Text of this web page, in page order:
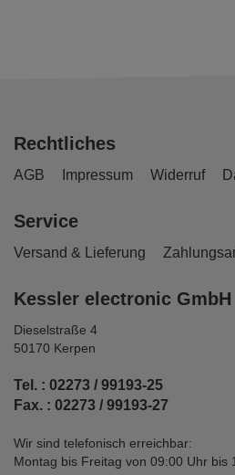
Rechtliches
AGB Impressum Widerruf
Service
Versand & Lieferung
Kessler electronic GmbH
Dieselstraße 4
50170 Kerpen
Tel. : 02273 / 99193-25
Fax. : 02273 / 99193-27
Wir sind telefonisch erreichbar:
Montag bis Freitag von 09:00 Uhr bis